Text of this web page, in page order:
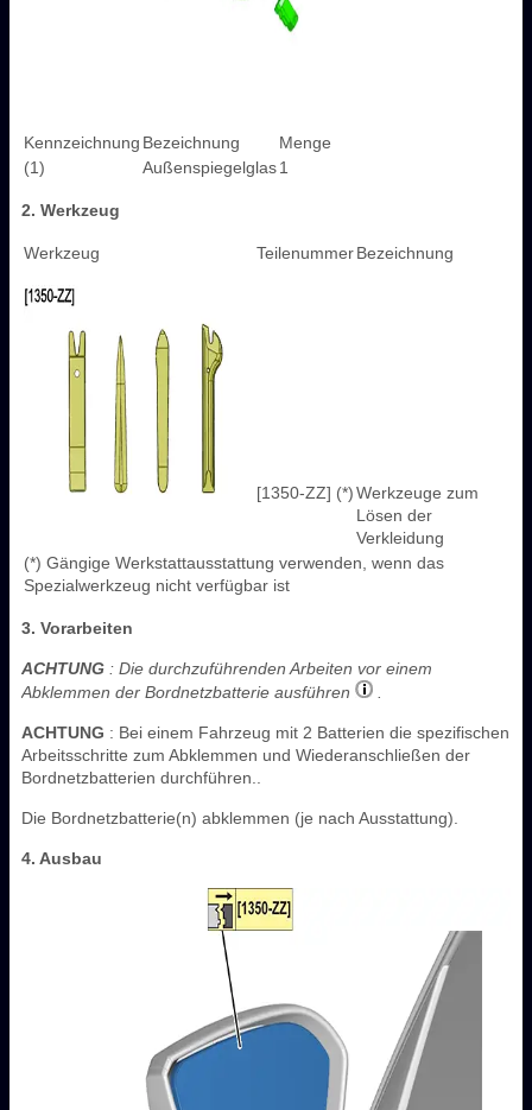
Kennzeichnung Bezeichnung
Menge
(1)
Außenspiegelglas1
2. Werkzeug
Werkzeug TeilenummerBezeichnung
[1350-ZZ] (*)Werkzeuge zum
Lösen der
Verkleidung
(*) Gängige Werkstattausstattung verwenden, wenn das
Spezialwerkzeug nicht verfügbar ist
3. Vorarbeiten
ACHTUNG : Die durchzuführenden Arbeiten vor einem
Abklemmen der Bordnetzbatterie ausführen
ACHTUNG : Bei einem Fahrzeug mit 2 Batterien die spezifischen
Arbeitsschritte zum Abklemmen und Wiederanschließen der
Bordnetzbatterien durchführen..
Die Bordnetzbatterie(n) abklemmen (je nach Ausstattung).
4. Ausbau